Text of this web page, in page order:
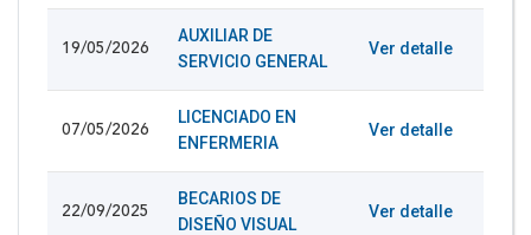
19/05/2026
AUXILIAR DE
SERVICIO GENERAL
Ver detalle
07/05/2026
LICENCIADO EN
ENFERMERIA
Ver detalle
22/09/2025
BECARIOS DE
DISEÑO VISUAL
Ver detalle